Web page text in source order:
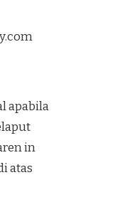
apabila
in
atas